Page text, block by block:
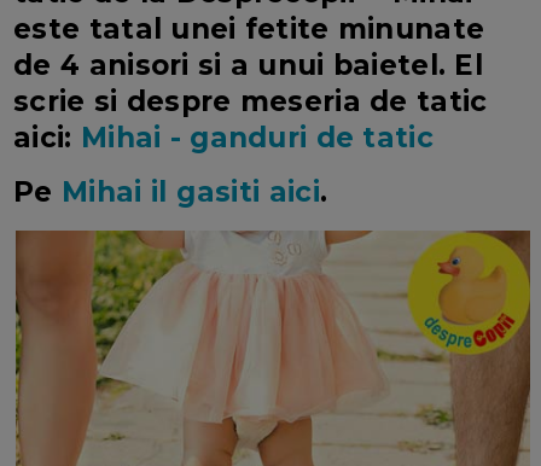
este tatal unei fetite minunate
de 4 anisori si a unui baietel. El
scrie si despre meseria de tatic
aici: Mihai - ganduri de tatic
Pe Mihai il gasiti aici.